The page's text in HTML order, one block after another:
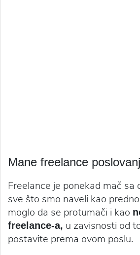
Mane freelance
Freelance je ponekad mač sa
sve što smo naveli kao
moglo da se protumači i kao
freelance-a, u zavisnosti od
postavite prema ovom poslu.